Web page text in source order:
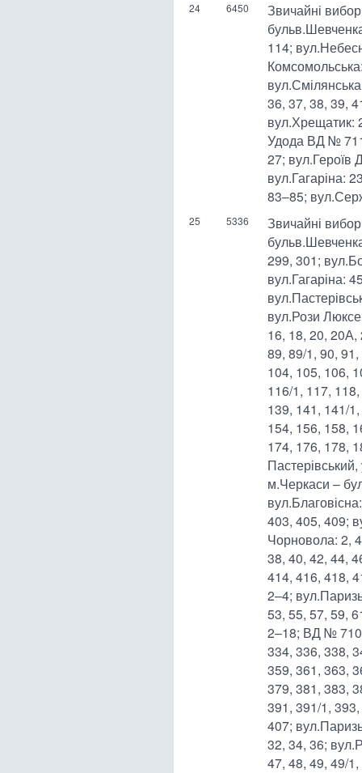
24 6450
Звичайні
114;
36, 37, 38, 39,
вул.Хрещатик:
Удода ВД №
27;
вул.Гагаріна:
83–85;
25 5336
Звичайні
299, 301;
вул.Гагаріна:
вул.Рози
16, 18, 20, 20А,
89, 89/1, 90,
104, 105, 106,
116/1, 117,
139, 141, 141/
154, 156, 158,
174, 176, 178,
м.Черкаси –
403, 405, 409;
Чорновола: 2,
38, 40, 42, 44,
414, 416, 418,
2–4;
53, 55, 57, 59,
2–18; ВД №
334, 336, 338,
359, 361, 363,
379, 381, 383,
391, 391/1,
407;
32, 34, 36;
47, 48, 49, 49/